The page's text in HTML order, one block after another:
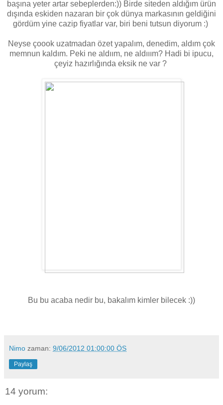
başına yeter artar sebeplerden:)) Birde siteden aldığım ürün
dışında eskiden nazaran bir çok dünya markasının geldiğini
gördüm yine cazip fiyatlar var, biri beni tutsun diyorum :)
Neyse çoook uzatmadan özet yapalım, denedim, aldım çok
memnun kaldım. Peki ne aldıım, ne aldııım? Hadi bi ipucu,
çeyiz hazırlığında eksik ne var ?
Bu bu acaba nedir bu, bakalım kimler bilecek :))
Nimo zaman: 9/06/2012 01:00:00 ÖS
Paylaş
14 yorum: